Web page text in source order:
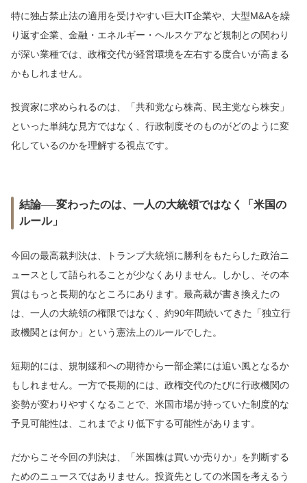
特に独占禁止法の適用を受けやすい巨大IT企業や、大型M&Aを繰
り返す企業、金融・エネルギー・ヘルスケアなど規制との関わり
が深い業種では、政権交代が経営環境を左右する度合いが高まる
かもしれません。
投資家に求められるのは、「共和党なら株高、民主党なら株安」
といった単純な見方ではなく、行政制度そのものがどのように変
化しているのかを理解する視点です。
結論──変わったのは、一人の大統領ではなく「米国の
ルール」
今回の最高裁判決は、トランプ大統領に勝利をもたらした政治ニ
ュースとして語られることが少なくありません。しかし、その本
質はもっと長期的なところにあります。最高裁が書き換えたの
は、一人の大統領の権限ではなく、約90年間続いてきた「独立行
政機関とは何か」という憲法上のルールでした。
短期的には、規制緩和への期待から一部企業には追い風となるか
もしれません。一方で長期的には、政権交代のたびに行政機関の
姿勢が変わりやすくなることで、米国市場が持っていた制度的な
予見可能性は、これまでより低下する可能性があります。
だからこそ今回の判決は、「米国株は買いか売りか」を判断する
ためのニュースではありません。投資先としての米国を考えるう